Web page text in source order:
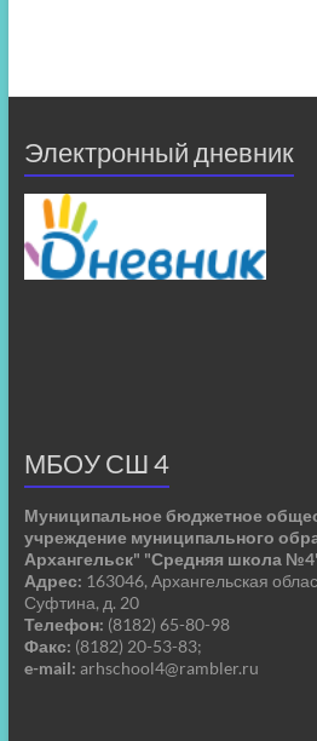
Электронный дневник
МБОУ СШ 4
Муниципальное бюджетное
учреждение муниципального
Архангельск" "Средняя школа
Адрес: 163046, Архангельская
Суфтина, д. 20
Телефон: (8182) 65-80-98
Факс: (8182) 20-53-83;
e-mail: arhschool4@rambler.ru